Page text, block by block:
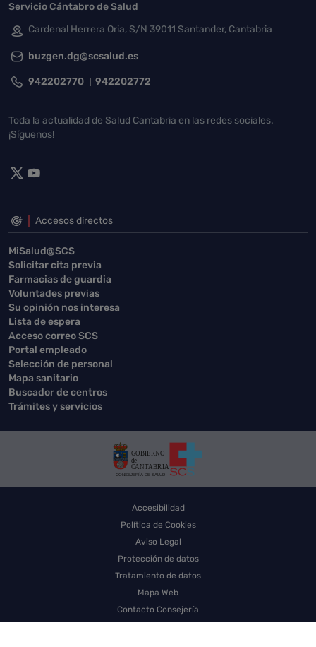
Servicio Cántabro de Salud
Cardenal Herrera Oria, S/N 39011 Santander, Cantabria
buzgen.dg@scsalud.es
942202770 942202772
Toda la actualidad de Salud Cantabria en las redes sociales.
¡Síguenos!
Accesos directos
MiSalud@SCS
Solicitar cita previa
Farmacias de guardia
Voluntades previas
Su opinión nos interesa
Lista de espera
Acceso correo SCS
Portal empleado
Selección de personal
Mapa sanitario
Buscador de centros
Trámites y servicios
Accesibilidad
Política de Cookies
Aviso Legal
Protección de datos
Tratamiento de datos
Mapa Web
Contacto Consejería